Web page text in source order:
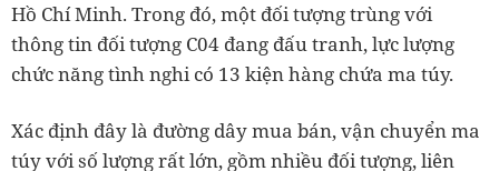
Hồ Chí Minh. Trong đó, một đối tượng trùng với
thông tin đối tượng C04 đang đấu tranh, lực lượng
chức năng tình nghi có 13 kiện hàng chứa ma túy.
Xác định đây là đường dây mua bán, vận chuyển ma
túy với số lượng rất lớn, gồm nhiều đối tượng, liên